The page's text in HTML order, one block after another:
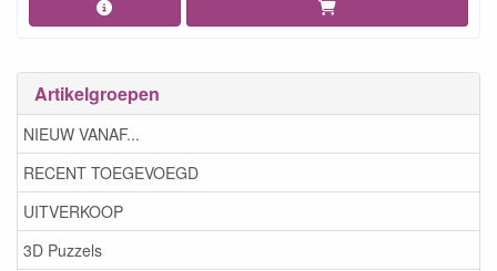
Artikelgroepen
NIEUW VANAF...
RECENT TOEGEVOEGD
UITVERKOOP
3D Puzzels